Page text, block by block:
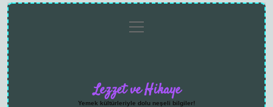
menüyü
aç
Lezzet ve Hikaye
Yemek kültürleriyle dolu neşeli bilgiler!